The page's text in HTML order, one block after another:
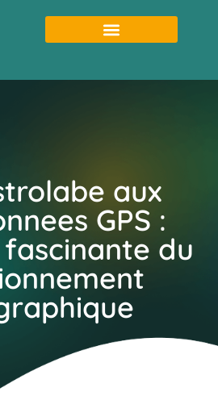
aux
GPS :
fascinante du